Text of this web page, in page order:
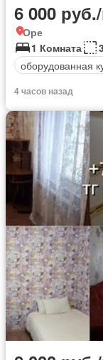
6 000
Оре
1 Комната
оборудованная
4 часов назад